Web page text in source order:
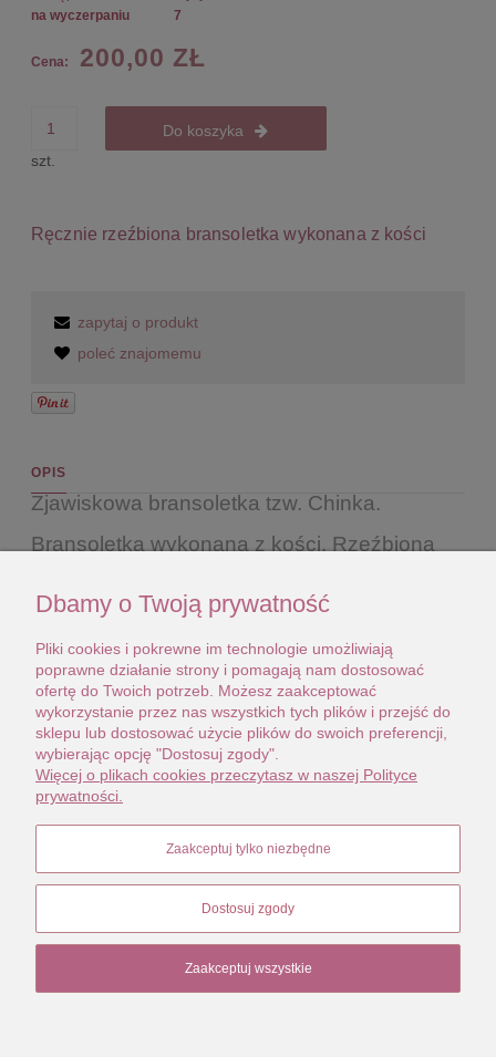
na wyczerpaniu
7
Cena: 200,00 ZŁ
szt.
Do koszyka
Ręcznie rzeźbiona bransoletka wykonana z kości
zapytaj o produkt
poleć znajomemu
OPIS
Zjawiskowa bransoletka tzw. Chinka.
Bransoletka wykonana z kości. Rzeźbiona
Zwieńczona przepięknym ozdobnym
Zapięcie sprawne, w doskonałym stanie.
Kupiona w latach 70 w słynnym sklepie
Chinka w Warszawie. Bardzo poszukiwany i
ceniony dizajn.
Bransoleta ciekawa, niebanalna.
koraliczkami w kolorze koralowym.
Biżuteria pięknie zachowana bez ubytków.
Wymiary 19,0 cm x 2,0 cm
Dbamy o Twoją prywatność
Pliki cookies i pokrewne im technologie umożliwiają
poprawne działanie strony i pomagają nam dostosować
ofertę do Twoich potrzeb. Możesz zaakceptować
wykorzystanie przez nas wszystkich tych plików i przejść do
sklepu lub dostosować użycie plików do swoich preferencji,
wybierając opcję "Dostosuj zgody".
Więcej o plikach cookies przeczytasz w naszej Polityce
prywatności.
Zaakceptuj tylko niezbędne
Dostosuj zgody
Zaakceptuj wszystkie